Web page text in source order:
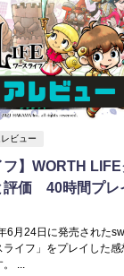
ビュー
フ】WORTH LIFE
評価 40時間プレ
6月24日に発売された
ライフ」をプレイした感
...